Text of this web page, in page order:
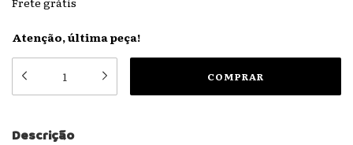
Atenção, última peça!
Descrição